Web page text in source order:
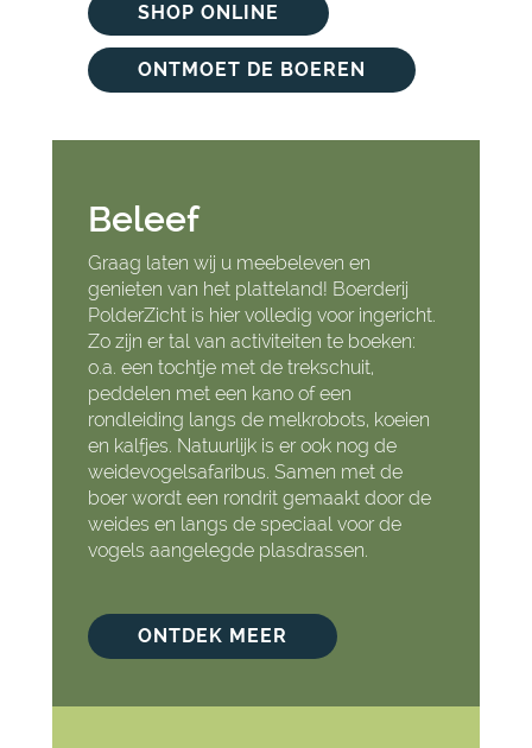
SHOP ONLINE
ONTMOET DE BOEREN
Beleef
Graag laten wij u meebeleven en
genieten van het platteland! Boerderij
PolderZicht is hier volledig voor ingericht.
Zo zijn er tal van activiteiten te boeken:
o.a. een tochtje met de trekschuit,
peddelen met een kano of een
rondleiding langs de melkrobots, koeien
en kalfjes. Natuurlijk is er ook nog de
weidevogelsafaribus. Samen met de
boer wordt een rondrit gemaakt door de
weides en langs de speciaal voor de
vogels aangelegde plasdrassen.
ONTDEK MEER